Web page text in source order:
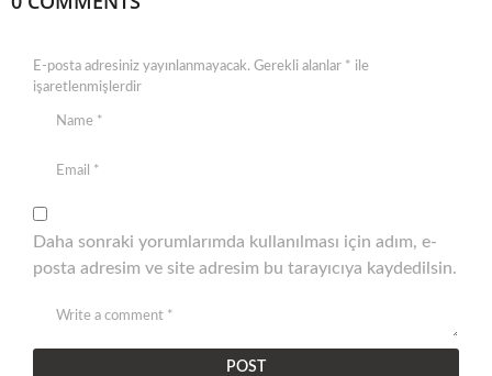
E-posta adresiniz yayınlanmayacak. Gerekli alanlar * ile
işaretlenmişlerdir
Daha sonraki yorumlarımda kullanılması için adım, e-
posta adresim ve site adresim bu tarayıcıya kaydedilsin.